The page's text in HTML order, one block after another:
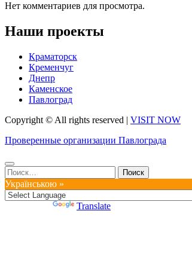
Нет комментариев для просмотра.
Наши проекты
Краматорск
Кременчуг
Днепр
Каменское
Павлоград
Copyright © All rights reserved | VISIT NOW
Проверенные организации Павлограда
Найти:
Українською »
Translate